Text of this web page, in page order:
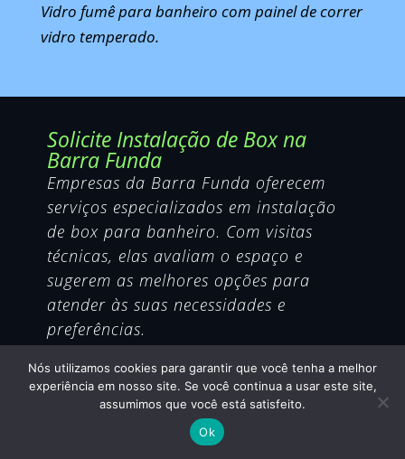
Vidro fumê para banheiro com painel de correr
vidro temperado.
Solicite Instalação de Box na
Barra Funda
Empresas da Barra Funda oferecem
serviços especializados em instalação
de box para banheiro. Com visitas
técnicas, elas avaliam o espaço e
sugerem as melhores opções para
atender às suas necessidades e
preferências.
segurança, funcionalidade e um visual
impecável para o seu banheiro. Não
deixe de investir em especialistas para
um serviço eficiente e com resultados
Nós utilizamos cookies para garantir que você tenha a melhor
experiência em nosso site. Se você continua a usar este site,
assumimos que você está satisfeito.
Ok